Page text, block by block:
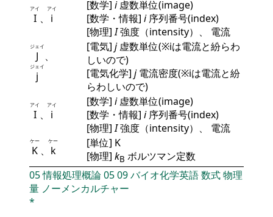
I
アイ
、 i
アイ [数学] i虚数単位(image)
[数学・情報] i序列番号(index)
[物理]I強度（intensity）、 電流
J
ジェイ
、
j
ジェイ
[電気] j虚数単位(※iは電流と紛らわ
しいので)
[電気化学] j電流密度(※iは電流と紛
らわしいので)
I
アイ
、 i
アイ [数学] i虚数単位(image)
[数学・情報] i序列番号(index)
[物理]I強度（intensity）、 電流
K
ケー
、 k
ケー
[単位] K
[物理] kB ボルツマン定数
05情報処理概論0509バイオ化学英語数式物理
量 ノーメンカルチャー
*